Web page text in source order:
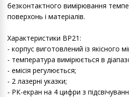
безконтактного вимірювання
поверхонь і матеріалів.
Характеристики BP21:
- корпус виготовлений із якісного
- температура вимірюється в
- емісія регулюється;
- 2 лазерні указки;
- РК-екран на 4 цифри з